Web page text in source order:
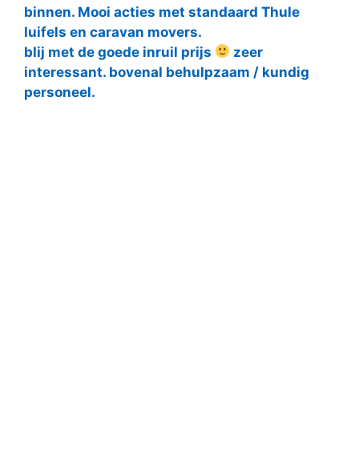
binnen. Mooi acties met standaard Thule
luifels en caravan movers.
blij met de goede inruil prijs
zeer
interessant. bovenal behulpzaam / kundig
personeel.